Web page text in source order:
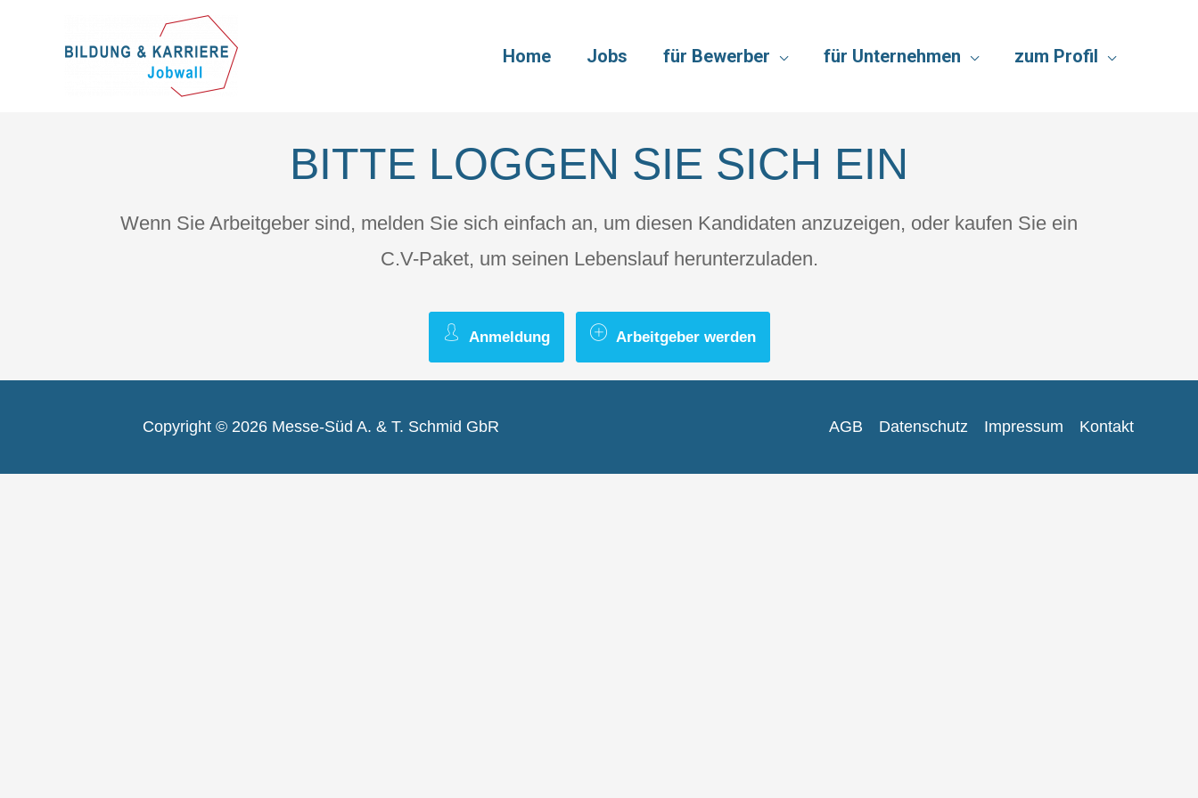
Home Jobs für Bewerber für Unternehmen zum Profil
BITTE LOGGEN SIE SICH EIN
Wenn Sie Arbeitgeber sind, melden Sie sich einfach an, um diesen Kandidaten anzuzeigen, oder kaufen Sie ein
C.V-Paket, um seinen Lebenslauf herunterzuladen.
Anmeldung Arbeitgeber werden
Copyright © 2026 Messe-Süd A. & T. Schmid GbR AGB Datenschutz Impressum Kontakt